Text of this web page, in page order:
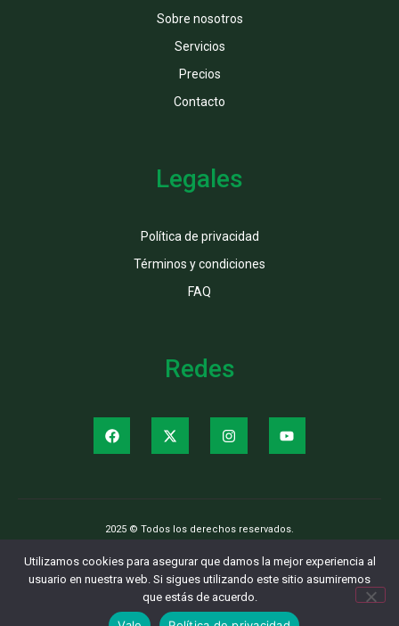
Sobre nosotros
Servicios
Precios
Contacto
Legales
Política de privacidad
Términos y condiciones
FAQ
Redes
2025 © Todos los derechos reservados.
Utilizamos cookies para asegurar que damos la mejor experiencia al
usuario en nuestra web. Si sigues utilizando este sitio asumiremos
que estás de acuerdo.